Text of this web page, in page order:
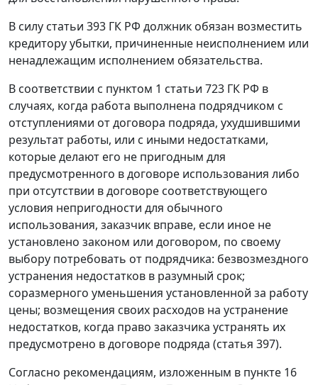
В силу статьи 393 ГК РФ должник обязан возместить
кредитору убытки, причиненные неисполнением или
ненадлежащим исполнением обязательства.
В соответствии с пунктом 1 статьи 723 ГК РФ в
случаях, когда работа выполнена подрядчиком с
отступлениями от договора подряда, ухудшившими
результат работы, или с иными недостатками,
которые делают его не пригодным для
предусмотренного в договоре использования либо
при отсутствии в договоре соответствующего
условия непригодности для обычного
использования, заказчик вправе, если иное не
установлено законом или договором, по своему
выбору потребовать от подрядчика: безвозмездного
устранения недостатков в разумный срок;
соразмерного уменьшения установленной за работу
цены; возмещения своих расходов на устранение
недостатков, когда право заказчика устранять их
предусмотрено в договоре подряда (статья 397).
Согласно рекомендациям, изложенным в пункте 16